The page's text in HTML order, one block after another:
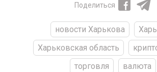
Поделиться
новости Харькова
Харьковская область
торговля
валюта